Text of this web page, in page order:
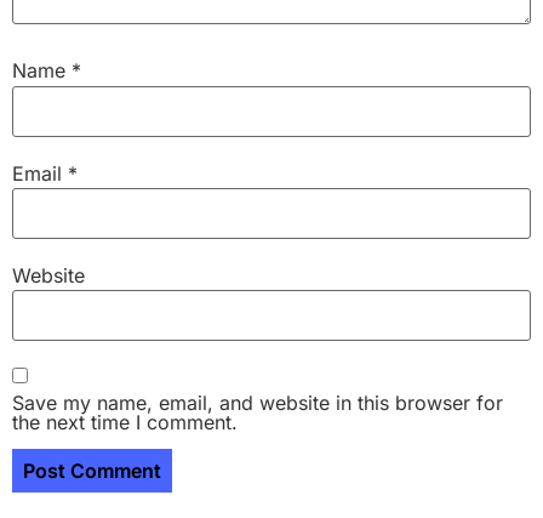
Name *
Email *
Website
Save my name, email, and website in this browser for
the next time I comment.